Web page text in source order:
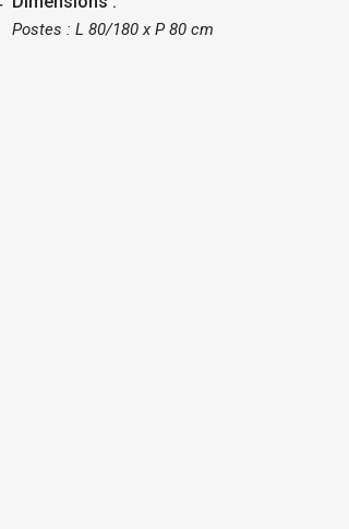
Postes : L 80/180 x P 80 cm